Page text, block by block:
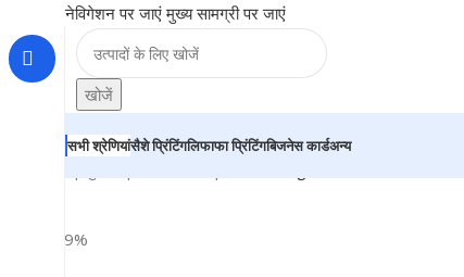
नेविगेशन पर जाएं मुख्य सामग्री पर जाएं
खोजें
सभी श्रेणियांसैशे प्रिंटिंगलिफाफा प्रिंटिंगबिजनेस कार्डअन्य
-29%